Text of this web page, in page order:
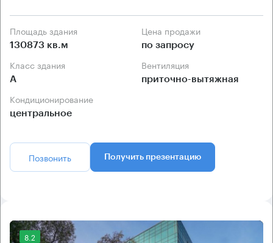
Площадь здания
130873 кв.м
Цена продажи
по запросу
Класс здания
А
Вентиляция
приточно-вытяжная
Кондиционирование
центральное
Позвонить Получить презентацию
8.2